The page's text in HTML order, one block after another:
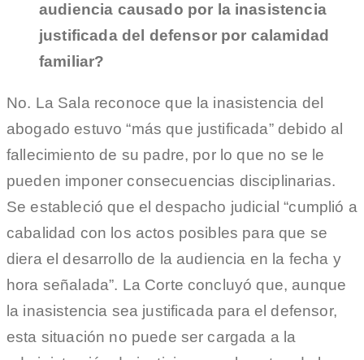
audiencia causado por la inasistencia
justificada del defensor por calamidad
familiar?
No. La Sala reconoce que la inasistencia del
abogado estuvo “más que justificada” debido al
fallecimiento de su padre, por lo que no se le
pueden imponer consecuencias disciplinarias.
Se estableció que el despacho judicial “cumplió a
cabalidad con los actos posibles para que se
diera el desarrollo de la audiencia en la fecha y
hora señalada”. La Corte concluyó que, aunque
la inasistencia sea justificada para el defensor,
esta situación no puede ser cargada a la